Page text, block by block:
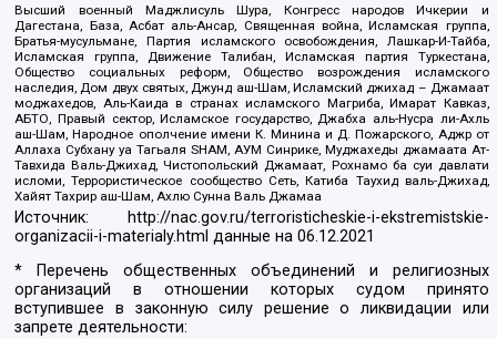
Высший военный Маджлисуль Шура, Конгресс народов Ичкерии и
Дагестана, База, Асбат аль-Ансар, Священная война, Исламская группа,
Братья-мусульмане, Партия исламского освобождения, Лашкар-И-Тайба,
Исламская группа, Движение Талибан, Исламская партия Туркестана,
Общество социальных реформ, Общество возрождения исламского
наследия, Дом двух святых, Джунд аш-Шам, Исламский джихад – Джамаат
моджахедов, Аль-Каида в странах исламского Магриба, Имарат Кавказ,
АБТО, Правый сектор, Исламское государство, Джабха аль-Нусра ли-Ахль
аш-Шам, Народное ополчение имени К. Минина и Д. Пожарского, Аджр от
Аллаха Субхану уа Тагьаля SHAM, АУМ Синрике, Муджахеды джамаата Ат-
Тавхида Валь-Джихад, Чистопольский Джамаат, Рохнамо ба суи давлати
исломи, Террористическое сообщество Сеть, Катиба Таухид валь-Джихад,
Хайят Тахрир аш-Шам, Ахлю Сунна Валь Джамаа
Источник:
http://nac.gov.ru/terroristicheskie-i-ekstremistskie-
organizacii-i-materialy.html данные на06.12.2021
* Перечень общественных объединений и религиозных
организаций в отношении которых судом принято
вступившее в законную силу решение о ликвидации или
запрете деятельности: